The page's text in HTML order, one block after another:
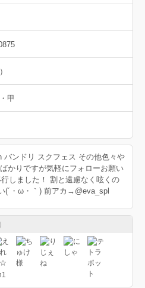
甲
バンドリ スクフェス その他色々や
かりですが気軽にフォローお願い
しました！ 割と遠慮なく呟くの
(´・ω・｀) 前アカ→@eva_spl